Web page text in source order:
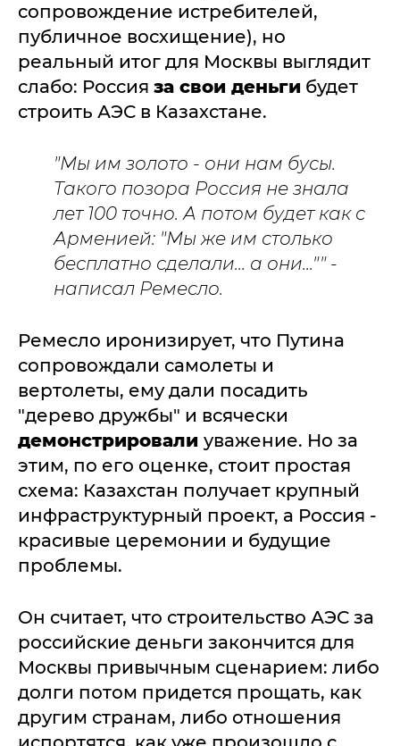
сопровождение истребителей,
публичное восхищение), но
реальный итог для Москвы выглядит
слабо: Россия за свои деньги будет
строить АЭС в Казахстане.
"Мы им золото - они нам бусы.
Такого позора Россия не знала
лет 100 точно. А потом будет как с
Арменией: "Мы же им столько
бесплатно сделали... а они..."" -
написал Ремесло.
Ремесло иронизирует, что Путина
сопровождали самолеты и
вертолеты, ему дали посадить
"дерево дружбы" и всячески
демонстрировали уважение. Но за
этим, по его оценке, стоит простая
схема: Казахстан получает крупный
инфраструктурный проект, а Россия -
красивые церемонии и будущие
проблемы.
Он считает, что строительство АЭС за
российские деньги закончится для
Москвы привычным сценарием: либо
долги потом придется прощать, как
другим странам, либо отношения